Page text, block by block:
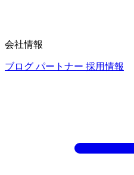
会社情報
ブログ パートナー 採用情報